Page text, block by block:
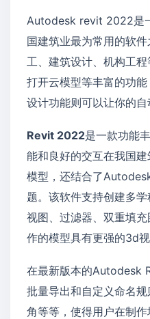
Autodesk revit 2022是
国建筑业最为常用的软
工、建筑设计、机构工
打开云模型等丰富的功
设计功能则可以让你的
Revit 2022是一款功能
能和良好的交互在我国
模型，还结合了
题。该软件支持创建多
视图、过滤器、双重填
作的模型具有更强的3d视
在最新版本的Autodesk
批量导出和自定义命名
角等等，使得用户在制